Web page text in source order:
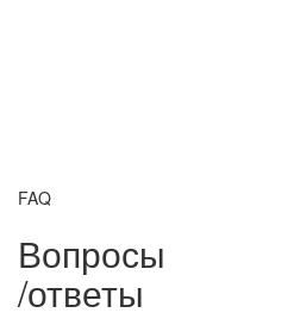
FAQ
Вопросы
/ответы